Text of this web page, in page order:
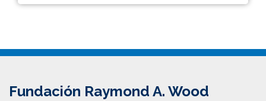
Fundación Raymond A. Wood